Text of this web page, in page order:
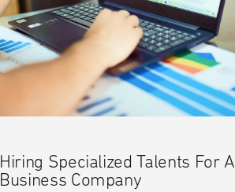
Hiring Specialized Talents For A
Business Company